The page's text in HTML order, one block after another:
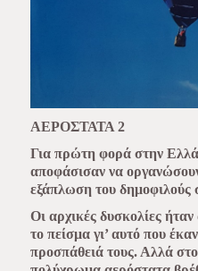
ΑΕΡΟΣΤΑΤΑ 2
Για πρώτη φορά στην
αποφάσισαν να
εξάπλωση του δημοφιλούς
Οι αρχικές δυσκολίες
το πείσμα γι’ αυτό που
προσπάθειά τους. Αλλά στο